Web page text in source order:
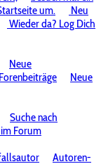
um.
Neu
Wieder da? Log Dich
Neue
Forenbeiträge
Neue
Suche nach
Forum
Autoren-